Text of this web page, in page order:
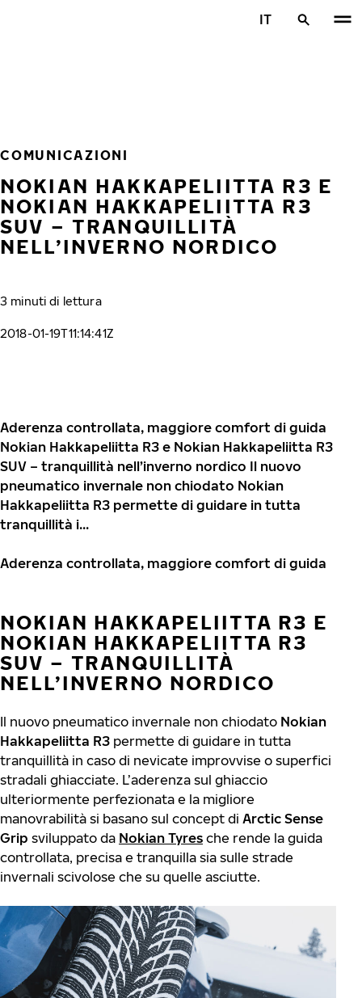
IT
COMUNICAZIONI
NOKIAN HAKKAPELIITTA R3 E
NOKIAN HAKKAPELIITTA R3
SUV – TRANQUILLITÀ
NELL’INVERNO NORDICO
3 minuti di lettura
2018-01-19T11:14:41Z
Aderenza controllata, maggiore comfort di guida
Nokian Hakkapeliitta R3 e Nokian Hakkapeliitta R3
SUV – tranquillità nell’inverno nordico Il nuovo
pneumatico invernale non chiodato Nokian
Hakkapeliitta R3 permette di guidare in tutta
tranquillità i...
Aderenza controllata, maggiore comfort di guida
NOKIAN HAKKAPELIITTA R3 E
NOKIAN HAKKAPELIITTA R3
SUV – TRANQUILLITÀ
NELL’INVERNO NORDICO
Il nuovo pneumatico invernale non chiodato Nokian
Hakkapeliitta R3 permette di guidare in tutta
tranquillità in caso di nevicate improvvise o superfici
stradali ghiacciate. L’aderenza sul ghiaccio
ulteriormente perfezionata e la migliore
manovrabilità si basano sul concept di Arctic Sense
Grip sviluppato da Nokian Tyres che rende la guida
controllata, precisa e tranquilla sia sulle strade
invernali scivolose che su quelle asciutte.